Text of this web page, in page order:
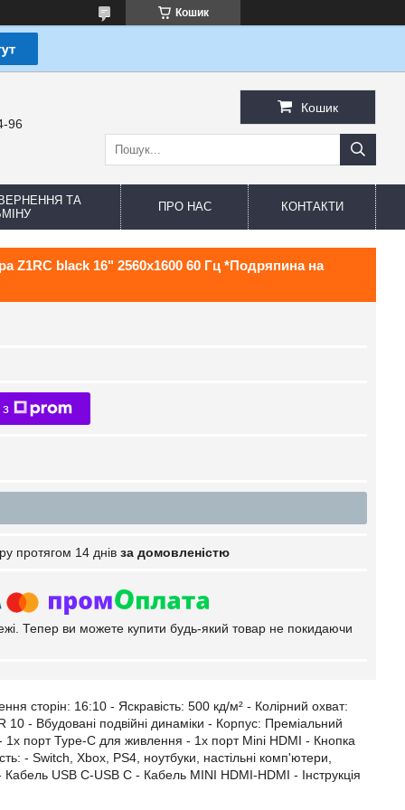
Кошик
96
Кошик
ТА
ПРО НАС КОНТАКТИ
Z1RC black 16" 2560x1600 60 Гц *Подряпина на
протягом 14 днів за домовленістю
Тепер ви можете купити будь-який товар не покидаючи
сторін: 16:10 - Яскравість: 500 кд/м² - Колірний охват:
- Вбудовані подвійні динаміки - Корпус: Преміальний
порт Type-C для живлення - 1x порт Mini HDMI - Кнопка
- Switch, Xbox, PS4, ноутбуки, настільні комп'ютери,
USB C-USB C - Кабель MINI HDMI-HDMI - Інструкція